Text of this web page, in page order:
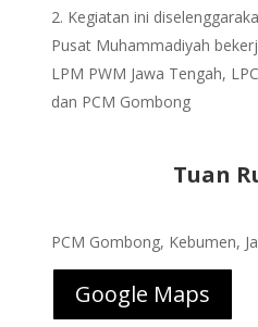
Kegiatan ini
Pusat Muhammadiyah
LPM PWM Jawa Tengah,
dan PCM Gombong
Tuan
PCM Gombong, Kebumen,
Google Maps